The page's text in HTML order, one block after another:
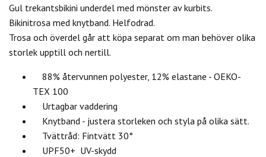
Gul trekantsbikini underdel med mönster av kurbits.
Bikinitrosa med knytband. Helfodrad.
Trosa och överdel går att köpa separat om man behöver olika
storlek upptill och nertill.
88% återvunnen polyester, 12% elastane - OEKO-
TEX 100
Urtagbar vaddering
Knytband - justera storleken och styla på olika sätt.
Tvättråd: Fintvätt 30°
UPF50+ UV-skydd